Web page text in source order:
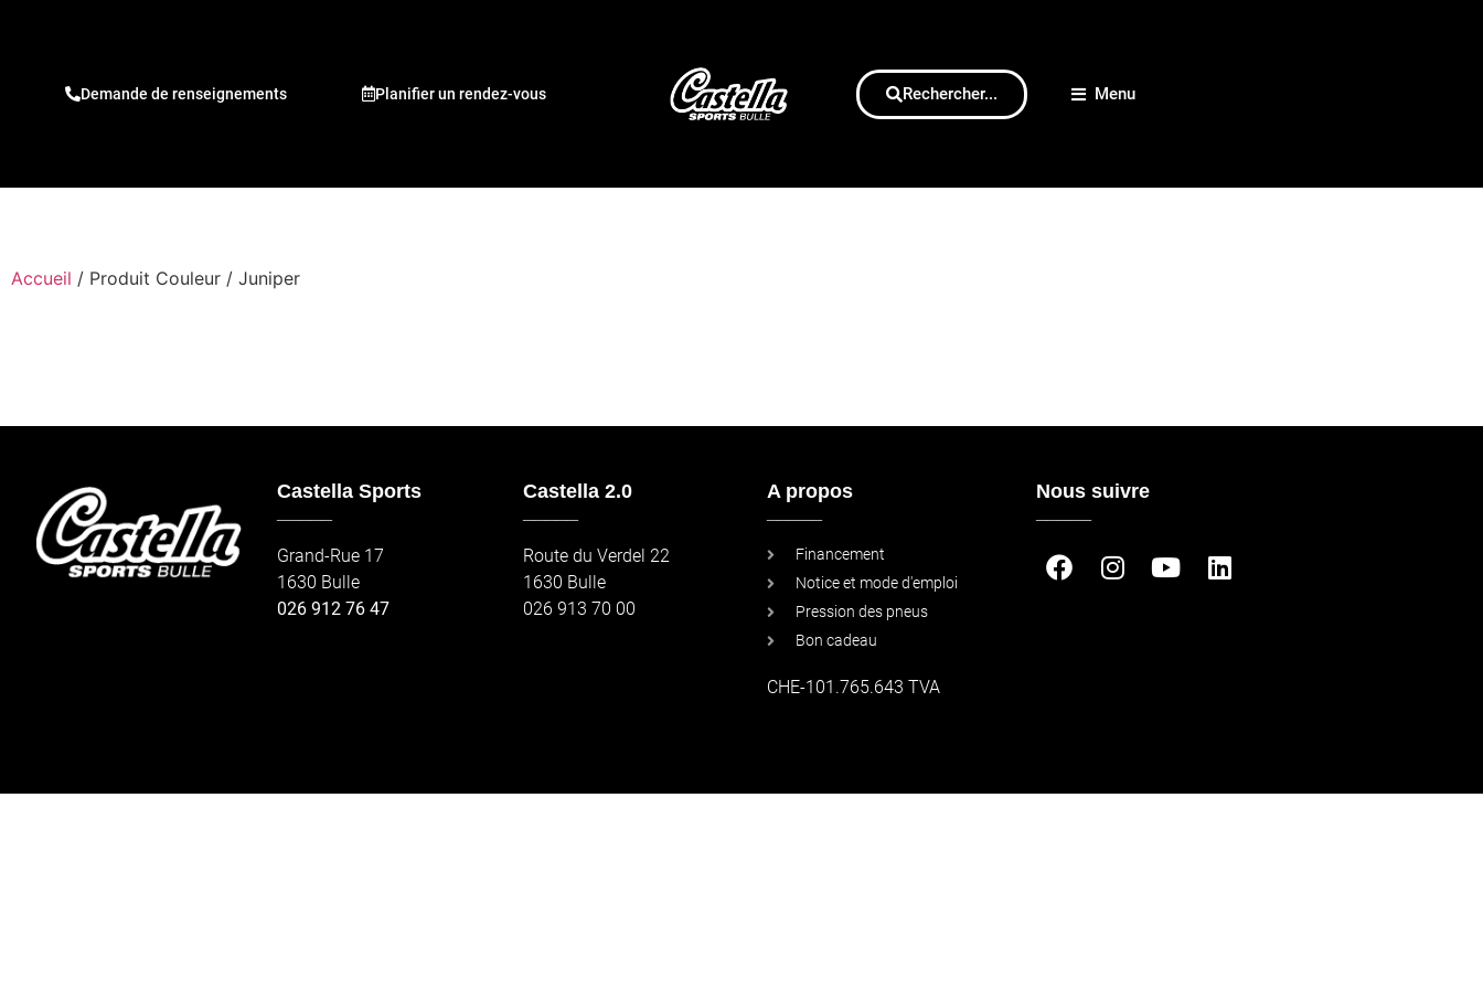
Demande de renseignements Planifier un rendez-vous Rechercher... Menu
Accueil / Produit Couleur / Juniper
Castella Sports
Grand-Rue 17
1630 Bulle
026 912 76 47
Castella 2.0
Route du Verdel 22
1630 Bulle
026 913 70 00
A propos
Financement
Notice et mode d'emploi
Pression des pneus
Bon cadeau
CHE-101.765.643 TVA
Nous suivre